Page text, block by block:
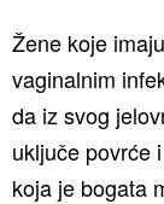
Žene koje
vaginalnim
da iz svog
uključe povrće
koja je bogata